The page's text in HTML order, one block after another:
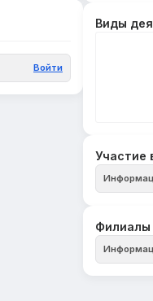
Войти
Виды
Участие
Филиалы